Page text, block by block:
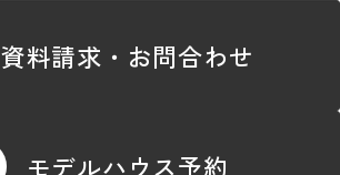
資料請求・お問合わせ
モデルハウス予約